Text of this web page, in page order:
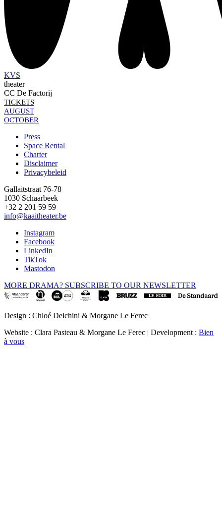
KVS
theater
CC De Factorij
TICKETS
AUGUST
OCTOBER
Footer
Press
Space Rental
Charter
Disclaimer
Privacybeleid
Gallaitstraat 76-78
1030 Schaarbeek
+32 2 201 59 59
info@kaaitheater.be
Instagram
Facebook
LinkedIn
TikTok
Mastodon
MORE DRAMA? SUBSCRIBE TO OUR NEWSLETTER
Design : Chloé Delchini & Morgane Le Ferec
Website : Clara Pasteau & Morgane Le Ferec | Development : Bien
à vous